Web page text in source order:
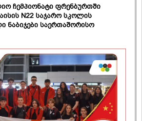
ჩემპიონატი ფრენბურთში
N22 საჯარო სკოლის
ნაბიჯები საერთაშორისო